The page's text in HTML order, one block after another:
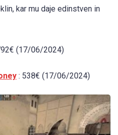
kar mu daje edinstven in
(17/06/2024)
: 538€ (17/06/2024)